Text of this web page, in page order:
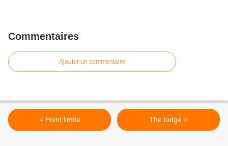
Commentaires
Ajouter un commentaire
< Point limite The lodge >